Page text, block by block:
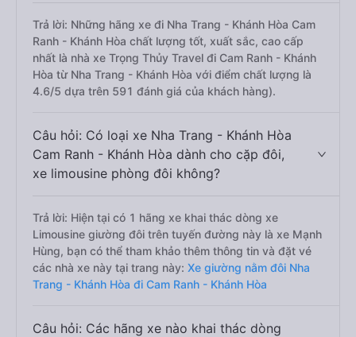
Trả lời: Những hãng xe đi Nha Trang - Khánh Hòa Cam
Ranh - Khánh Hòa chất lượng tốt, xuất sắc, cao cấp
nhất là nhà xe Trọng Thủy Travel đi Cam Ranh - Khánh
Hòa từ Nha Trang - Khánh Hòa với điểm chất lượng là
4.6/5 dựa trên 591 đánh giá của khách hàng).
Câu hỏi: Có loại xe Nha Trang - Khánh Hòa
Cam Ranh - Khánh Hòa dành cho cặp đôi,
xe limousine phòng đôi không?
Trả lời: Hiện tại có 1 hãng xe khai thác dòng xe
Limousine giường đôi trên tuyến đường này là xe Mạnh
Hùng, bạn có thể tham khảo thêm thông tin và đặt vé
các nhà xe này tại trang này: Xe giường nằm đôi Nha
Trang - Khánh Hòa đi Cam Ranh - Khánh Hòa
Câu hỏi: Các hãng xe nào khai thác dòng